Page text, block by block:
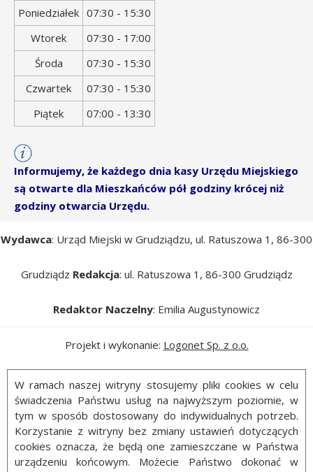
Dzień
tygodnia
Godziny
otwarcia
Poniedziałek 07:30 - 15:30
Wtorek
07:30 - 17:00
Środa
07:30 - 15:30
Czwartek
07:30 - 15:30
Piątek
07:00 - 13:30
Informujemy, że każdego dnia kasy Urzędu Miejskiego
są otwarte dla Mieszkańców pół godziny krócej niż
godziny otwarcia Urzędu.
Wydawca: Urząd Miejski w Grudziądzu, ul. Ratuszowa 1, 86-300
Grudziądz Redakcja: ul. Ratuszowa 1, 86-300 Grudziądz
Redaktor Naczelny: Emilia Augustynowicz
Projekt i wykonanie: Logonet Sp. z o.o.
W ramach naszej witryny stosujemy pliki cookies w celu
świadczenia Państwu usług na najwyższym poziomie, w
tym w sposób dostosowany do indywidualnych potrzeb.
Korzystanie z witryny bez zmiany ustawień dotyczących
cookies oznacza, że będą one zamieszczane w Państwa
urządzeniu końcowym. Możecie Państwo dokonać w